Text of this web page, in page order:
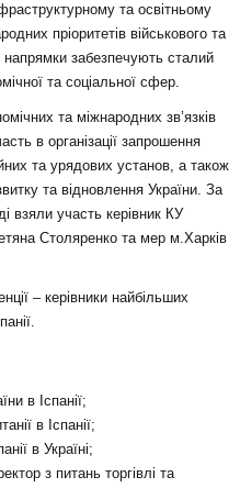
та освітньому
пріоритетів військового та
напрямки забезпечують сталий
та соціальної сфер.
та міжнародних зв’язків
в організації запрошення
та урядових установ, а також
та відновлення України. За
взяли участь керівник КУ
Столяренко та мер м.Харків
– керівники найбільших
в Іспанії;
в Іспанії;
в Україні;
з питань торгівлі та